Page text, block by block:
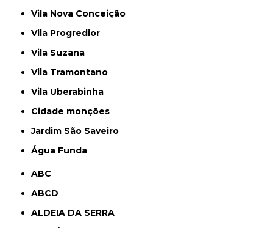
Vila Nova Conceição
Vila Progredior
Vila Suzana
Vila Tramontano
Vila Uberabinha
cidade monções
jardim São Saveiro
Água Funda
ABC
ABCD
ALDEIA DA SERRA